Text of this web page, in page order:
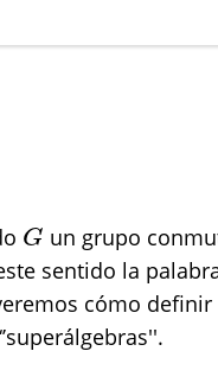
G
G un grupo
sentido la
cómo definir